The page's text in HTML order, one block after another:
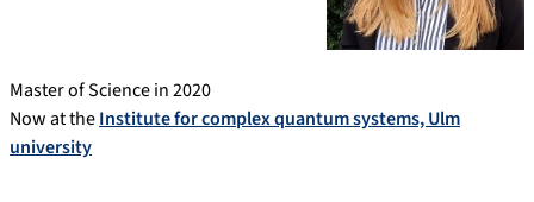
Master of Science in 2020
Now at theInstitute for complex quantum systems, Ulm
university